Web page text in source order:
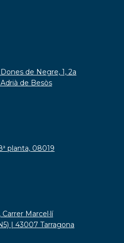
de Negre, 1, 2a
de Besòs
planta, 08019
Marcel·lí
| 43007 Tarragona